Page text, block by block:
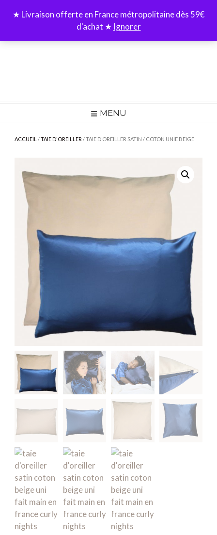
★ Livraison offerte en France métropolitaine dès 59€
d'achat ★ Ignorer
MENU
ACCUEIL /TAIE D'OREILLER / TAIE D’OREILLER SATIN / COTON UNIE BEIGE